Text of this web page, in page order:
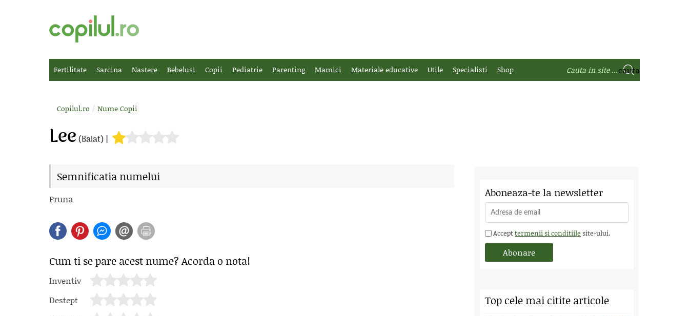
Fertilitate Sarcina Nastere Bebelusi Copii Pediatrie Parenting Mamici Materiale educative Utile Specialisti Shop
Copilul.ro / Nume Copii
Lee(Baiat) |
Semnificatia numelui
Pruna
Cum ti se pare acest nume? Acorda o nota!
Inventiv
Destept
Aboneaza-te la newsletter
Accepttermenii si conditiile site-ului.
Top cele mai citite articole